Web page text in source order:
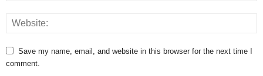
Save my name, email, and website in this browser for the next time I
comment.